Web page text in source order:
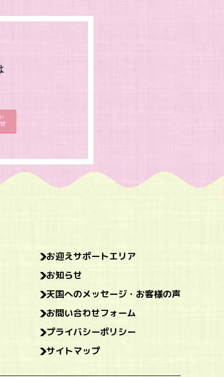
お迎えサポートエリア
お知らせ
天国へのメッセージ・お客様の声
お問い合わせフォーム
プライバシーポリシー
サイトマップ